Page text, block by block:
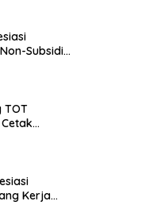
Subsidi,
TOT
Kerja